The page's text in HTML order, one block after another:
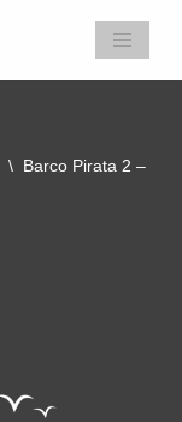
\ Barco Pirata 2 –